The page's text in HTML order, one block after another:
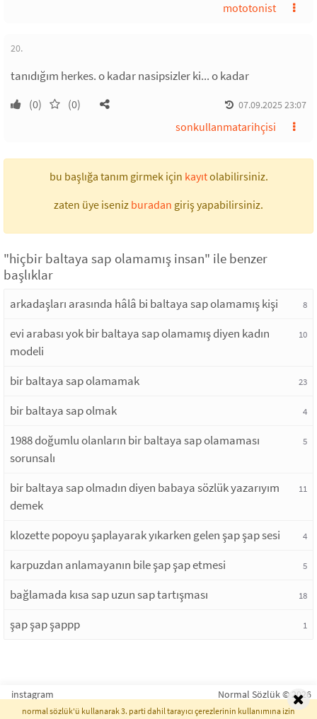
mototonist
20.
tanıdığım herkes. o kadar nasipsizler ki... o kadar
(0) (0) 07.09.2025 23:07
sonkullanmatarihçisi
bu başlığa tanım girmek için kayıtolabilirsiniz.
zaten üye iseniz buradan giriş yapabilirsiniz.
"hiçbir baltaya sap olamamış insan" ile benzer
başlıklar
arkadaşları arasında hâlâ bi baltaya sap olamamış kişi 8
evi arabası yok bir baltaya sap olamamış diyen kadın
modeli
10
bir baltaya sap olamamak 23
bir baltaya sap olmak 4
1988 doğumlu olanların bir baltaya sap olamaması
sorunsalı
5
bir baltaya sap olmadın diyen babaya sözlük yazarıyım
demek
11
klozette popoyu şaplayarak yıkarken gelen şap şap sesi 4
karpuzdan anlamayanın bile şap şap etmesi 5
bağlamada kısa sap uzun sap tartışması 18
şap şap şappp 1
instagram Normal Sözlük © 2026
normal sözlük'ü kullanarak 3. parti dahil tarayıcı çerezlerinin kullanımına izin